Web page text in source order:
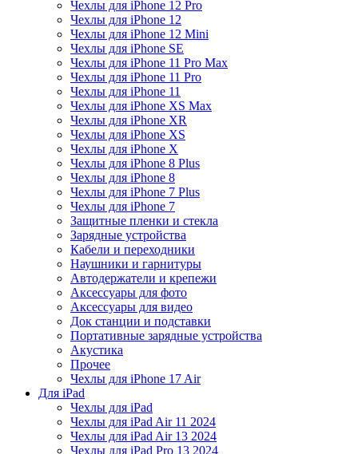
Чехлы для iPhone 12 Pro
Чехлы для iPhone 12
Чехлы для iPhone 12 Mini
Чехлы для iPhone SE
Чехлы для iPhone 11 Pro Max
Чехлы для iPhone 11 Pro
Чехлы для iPhone 11
Чехлы для iPhone XS Max
Чехлы для iPhone XR
Чехлы для iPhone XS
Чехлы для iPhone X
Чехлы для iPhone 8 Plus
Чехлы для iPhone 8
Чехлы для iPhone 7 Plus
Чехлы для iPhone 7
Защитные пленки и стекла
Зарядные устройства
Кабели и переходники
Наушники и гарнитуры
Автодержатели и крепежи
Аксессуары для фото
Аксессуары для видео
Док станции и подставки
Портативные зарядные устройства
Акустика
Прочее
Чехлы для iPhone 17 Air
Для iPad
Чехлы для iPad
Чехлы для iPad Air 11 2024
Чехлы для iPad Air 13 2024
Чехлы для iPad Pro 13 2024